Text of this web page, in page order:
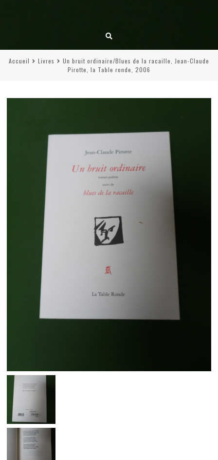
Accueil Livres
Un bruit ordinaire/Blues de la racaille, Jean-Claude
Pirotte, la Table ronde, 2006